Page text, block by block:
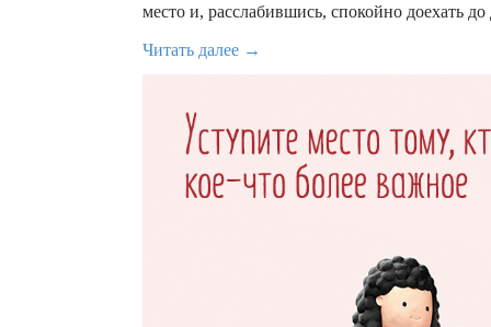
место и, расслабившись, спокойно доехать
Читать далее →